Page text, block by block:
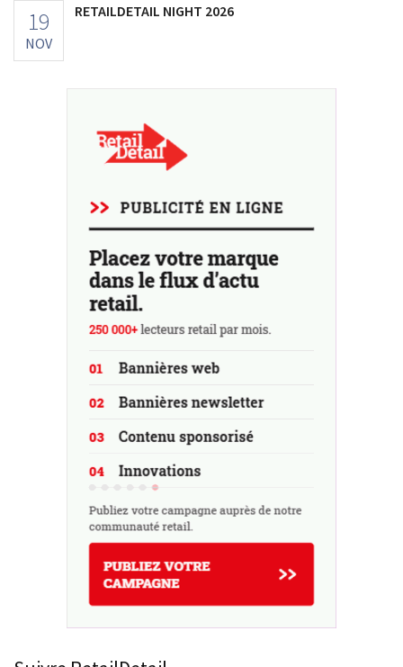
19
NOV
RETAILDETAIL NIGHT 2026